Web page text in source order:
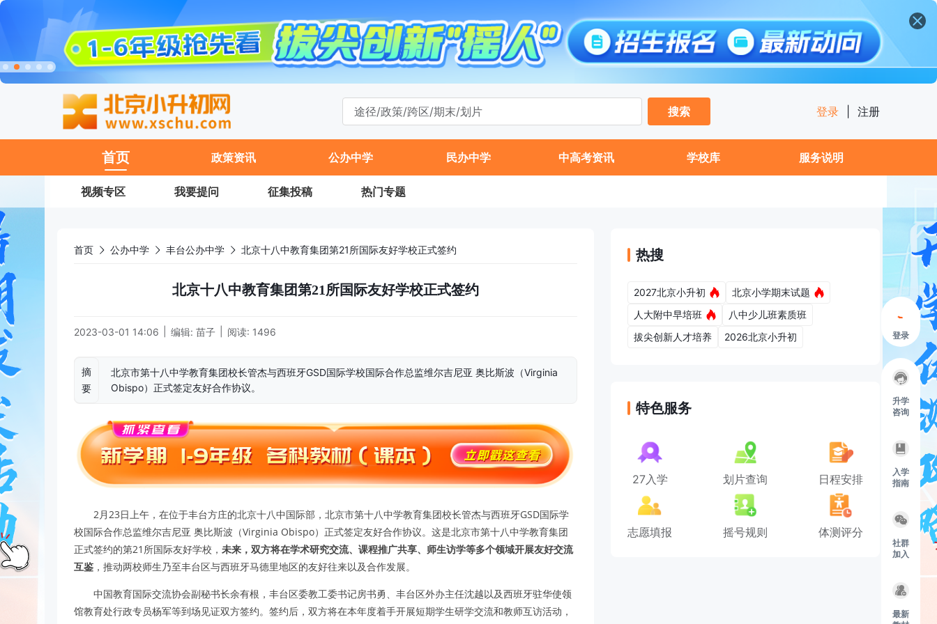
登录
升学
咨询
入学
指南
社群
加入
最新
搜索
登录 注册
首页 政策资讯 公办中学 民办中学 中高考资讯 学校库 服务说明
视频专区 我要提问 征集投稿 热门专题
首页 公办中学 丰台公办中学 北京十八中教育集团第21所国际友好学校正式签约
北京十八中教育集团第21所国际友好学校正式签约
2023-03-01 14:06 编辑: 苗子 阅读: 1496
摘
要
北京市第十八中学教育集团校长管杰与西班牙GSD国际学校国际合作总监维尔吉尼亚 奥比斯波（Virginia
Obispo）正式签定友好合作协议。
2月23日上午，在位于丰台方庄的北京十八中国际部，北京市第十八中学教育集团校长管杰与西班牙GSD国际学
校国际合作总监维尔吉尼亚 奥比斯波（Virginia Obispo）正式签定友好合作协议。这是北京市第十八中学教育集团
正式签约的第21所国际友好学校， 未来，双方将在学术研究交流、课程推广共享、师生访学等多个领域开展友好交流
互鉴 ，推动两校师生乃至丰台区与西班牙马德里地区的友好往来以及合作发展。
中国教育国际交流协会副秘书长余有根，丰台区委教工委书记房书勇、丰台区外办主任沈越以及西班牙驻华使领
馆教育处行政专员杨军等到场见证双方签约。签约后，双方将在本年度着手开展短期学生研学交流和教师互访活动，
热搜
2027北京小升初
北京小学期末试题
人大附中早培班
八中少儿班素质班
拔尖创新人才培养
2026北京小升初
特色服务
27入学 划片查询 日程安排
志愿填报 摇号规则 体测评分